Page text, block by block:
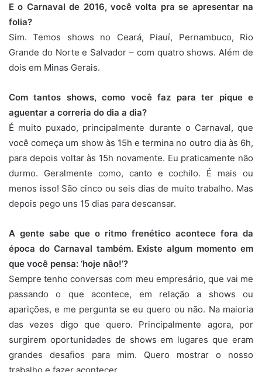
E o Carnaval de 2016, você volta pra se apresentar na
folia?
Sim. Temos shows no Ceará, Piauí, Pernambuco, Rio
Grande do Norte e Salvador – com quatro shows. Além de
dois em Minas Gerais.
Com tantos shows, como você faz para ter pique e
aguentar a correria do dia a dia?
É muito puxado, principalmente durante o Carnaval, que
você começa um show às 15h e termina no outro dia às 6h,
para depois voltar às 15h novamente. Eu praticamente não
durmo. Geralmente como, canto e cochilo. É mais ou
menos isso! São cinco ou seis dias de muito trabalho. Mas
depois pego uns 15 dias para descansar.
A gente sabe que o ritmo frenético acontece fora da
época do Carnaval também. Existe algum momento em
que você pensa: ‘hoje não!’?
Sempre tenho conversas com meu empresário, que vai me
passando o que acontece, em relação a shows ou
aparições, e me pergunta se eu quero ou não. Na maioria
das vezes digo que quero. Principalmente agora, por
surgirem oportunidades de shows em lugares que eram
grandes desafios para mim. Quero mostrar o nosso